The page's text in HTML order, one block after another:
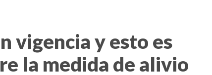
vigencia y esto es
la medida de alivio